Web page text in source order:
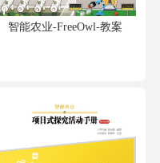
智能农业-FreeOwl-教案